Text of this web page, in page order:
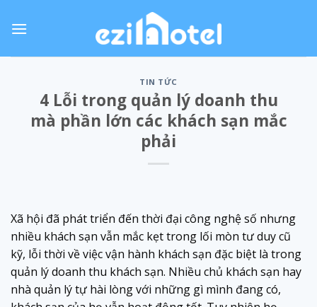
TIN TỨC
4 Lỗi trong quản lý doanh thu
mà phần lớn các khách sạn mắc
phải
Xã hội đã phát triển đến thời đại công nghệ số nhưng
nhiều khách sạn vẫn mắc kẹt trong lối mòn tư duy cũ
kỹ, lỗi thời về việc vận hành khách sạn đặc biệt là trong
quản lý doanh thu khách sạn. Nhiều chủ khách sạn hay
nhà quản lý tự hài lòng với những gì mình đang có,